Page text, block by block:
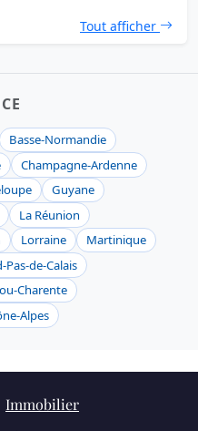
Tout afficher
Basse-Normandie
Champagne-Ardenne
Guyane
La Réunion
Lorraine
Martinique
Pas-de-Calais
Charente
Alpes
Immobilier